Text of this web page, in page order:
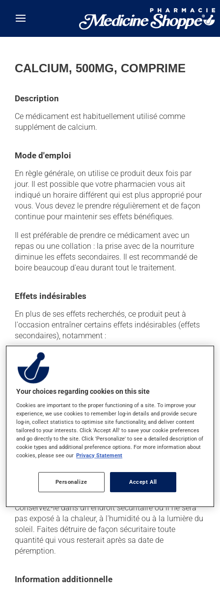
CALCIUM, 500MG, COMPRIME
Description
Ce médicament est habituellement utilisé comme
supplément de calcium.
Mode d'emploi
En règle générale, on utilise ce produit deux fois par
jour. Il est possible que votre pharmacien vous ait
indiqué un horaire différent qui est plus approprié pour
vous. Vous devez le prendre régulièrement et de façon
continue pour maintenir ses effets bénéfiques.
Il est préférable de prendre ce médicament avec un
repas ou une collation : la prise avec de la nourriture
diminue les effets secondaires. Il est recommandé de
boire beaucoup d'eau durant tout le traitement.
Effets indésirables
En plus de ses effets recherchés, ce produit peut à
l'occasion entraîner certains effets indésirables (effets
secondaires), notamment :
il peut causer de la constipation - pour la prévenir,
buvez beaucoup, prenez plus de fibres alimentaires.
Chaque personne peut réagir différemment à un
traitement. Si vous croyez que ce produit est la cause
d'un problème qui vous incommode, qu'il soit
mentionné ici ou non, discutez-en avec votre
professionnel(le) de la santé. Il ou elle peut vous aider
à déterminer si votre traitement en est effectivement la
cause et, au besoin, vous aider à bien gérer la situation.
Comme la plupart des médicaments, vous devriez
Conservez-le dans un endroit sécuritaire où il ne sera
pas exposé à la chaleur, à l'humidité ou à la lumière du
soleil. Faites détruire de façon sécuritaire toute
quantité qui vous resterait après sa date de
péremption.
Information additionnelle
Your choices regarding cookies on this site
Cookies are important to the proper functioning of a site. To improve your
experience, we use cookies to remember log-in details and provide secure
log-in, collect statistics to optimise site functionality, and deliver content
tailored to your interests. Click 'Accept All' to save your cookie preferences
and go directly to the site. Click 'Personalize' to see a detailed description of
cookie types and additional preference options. For more information about
cookies, please see our Privacy Statement
Personalize Accept All